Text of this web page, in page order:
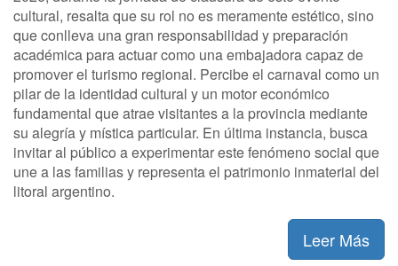
cultural, resalta que su rol no es meramente estético, sino
que conlleva una gran responsabilidad y preparación
académica para actuar como una embajadora capaz de
promover el turismo regional. Percibe el carnaval como un
pilar de la identidad cultural y un motor económico
fundamental que atrae visitantes a la provincia mediante
su alegría y mística particular. En última instancia, busca
invitar al público a experimentar este fenómeno social que
une a las familias y representa el patrimonio inmaterial del
litoral argentino.
Leer Más